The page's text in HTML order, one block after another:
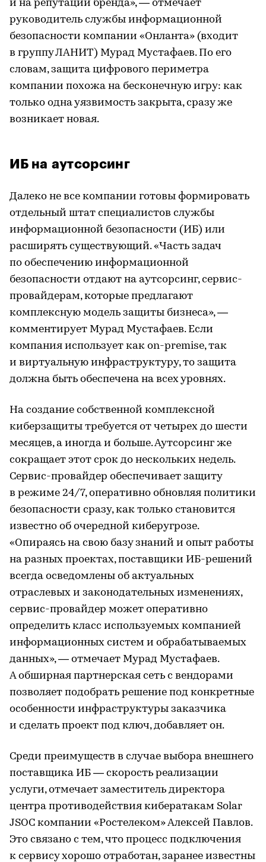
и на репутации бренда», — отмечает
руководитель службы информационной
безопасности компании «Онланта» (входит
в группу ЛАНИТ) Мурад Мустафаев. По его
словам, защита цифрового периметра
компании похожа на бесконечную игру: как
только одна уязвимость закрыта, сразу же
возникает новая.
ИБ на аутсорсинг
Далеко не все компании готовы формировать
отдельный штат специалистов службы
информационной безопасности (ИБ) или
расширять существующий. «Часть задач
по обеспечению информационной
безопасности отдают на аутсорсинг, сервис-
провайдерам, которые предлагают
комплексную модель защиты бизнеса», —
комментирует Мурад Мустафаев. Если
компания использует как on-premise, так
и виртуальную инфраструктуру, то защита
должна быть обеспечена на всех уровнях.
На создание собственной комплексной
киберзащиты требуется от четырех до шести
месяцев, а иногда и больше. Аутсорсинг же
сокращает этот срок до нескольких недель.
Сервис-провайдер обеспечивает защиту
в режиме 24/7, оперативно обновляя политики
безопасности сразу, как только становится
известно об очередной киберугрозе.
«Опираясь на свою базу знаний и опыт работы
на разных проектах, поставщики ИБ-решений
всегда осведомлены об актуальных
отраслевых и законодательных изменениях,
сервис-провайдер может оперативно
определить класс используемых компанией
информационных систем и обрабатываемых
данных», — отмечает Мурад Мустафаев.
А обширная партнерская сеть с вендорами
позволяет подобрать решение под конкретные
особенности инфраструктуры заказчика
и сделать проект под ключ, добавляет он.
Среди преимуществ в случае выбора внешнего
поставщика ИБ — скорость реализации
услуги, отмечает заместитель директора
центра противодействия кибератакам Solar
JSOC компании «Ростелеком» Алексей Павлов.
Это связано с тем, что процесс подключения
к сервису хорошо отработан, заранее известны